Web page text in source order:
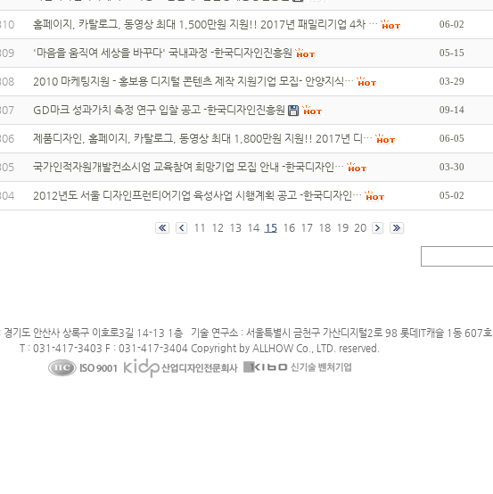
홈페이지, 카탈로그, 동영상 최대 1,500만원 지원!! 2017년 패밀리기업 4차 … 06-02
'마음을 움직여 세상을 바꾸다' 국내과정 -한국디자인진흥원 05-15
2010 마케팅지원 - 홍보용 디지털 콘텐츠 제작 지원기업 모집- 안양지식… 03-29
GD마크 성과가치 측정 연구 입찰 공고 -한국디자인진흥원 09-14
제품디자인, 홈페이지, 카탈로그, 동영상 최대 1,800만원 지원!! 2017년 디… 06-05
국가인적자원개발컨소시엄 교육참여 희망기업 모집 안내 -한국디자인… 03-30
2012년도 서울 디자인프런티어기업 육성사업 시행계획 공고 -한국디자인… 05-02
11 12 13 14 15 16 17 18 19 20
기도 안산사 상록구 이호로3길 14-13 1층 기술 연구소 : 서울특별시 금천구 가산디지털2로 98 롯데IT캐슬 1동 607호
T : 031-417-3403 F : 031-417-3404 Copyright by ALLHOW Co., LTD. reserved.